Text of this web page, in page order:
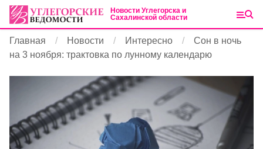
Новости Углегорска и
Сахалинской области
Главная Новости Интересно
Сон в ночь
на 3 ноября: трактовка по лунному календарю